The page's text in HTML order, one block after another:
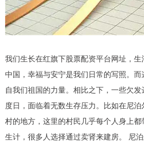
我们生长在红旗下股票配资平台网址，
中国，幸福与安宁是我们日常的写照。
自我们祖国的力量。相比之下，一些欠
度日，面临着无数生存压力。比如在尼
村的地方，这里的村民几乎每个人身上
生计，很多人选择通过卖肾来建房。 尼